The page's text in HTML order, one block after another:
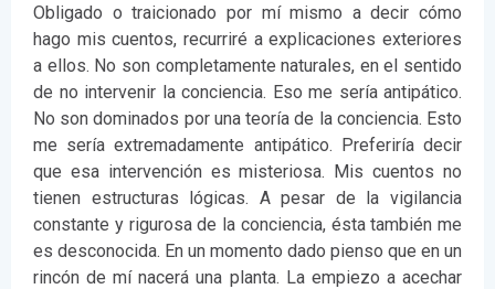
Obligado o traicionado por mí mismo a decir cómo
hago mis cuentos, recurriré a explicaciones exteriores
a ellos. No son completamente naturales, en el sentido
de no intervenir la conciencia. Eso me sería antipático.
No son dominados por una teoría de la conciencia. Esto
me sería extremadamente antipático. Preferiría decir
que esa intervención es misteriosa. Mis cuentos no
tienen estructuras lógicas. A pesar de la vigilancia
constante y rigurosa de la conciencia, ésta también me
es desconocida. En un momento dado pienso que en un
rincón de mí nacerá una planta. La empiezo a acechar